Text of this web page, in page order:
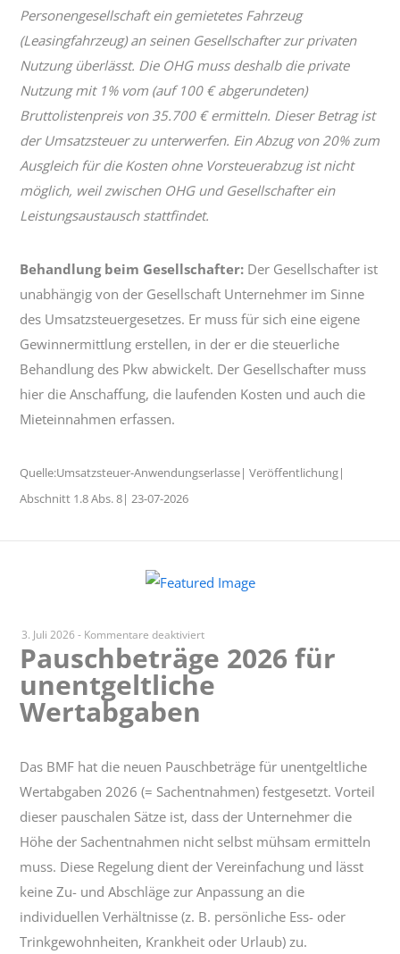
Personengesellschaft ein gemietetes Fahrzeug
(Leasingfahrzeug) an seinen Gesellschafter zur privaten
Nutzung überlässt. Die OHG muss deshalb die private
Nutzung mit 1% vom (auf 100 € abgerundeten)
Bruttolistenpreis von 35.700 € ermitteln. Dieser Betrag ist
der Umsatzsteuer zu unterwerfen. Ein Abzug von 20% zum
Ausgleich für die Kosten ohne Vorsteuerabzug ist nicht
möglich, weil zwischen OHG und Gesellschafter ein
Leistungsaustausch stattfindet.
Behandlung beim Gesellschafter: Der Gesellschafter ist
unabhängig von der Gesellschaft Unternehmer im Sinne
des Umsatzsteuergesetzes. Er muss für sich eine eigene
Gewinnermittlung erstellen, in der er die steuerliche
Behandlung des Pkw abwickelt. Der Gesellschafter muss
hier die Anschaffung, die laufenden Kosten und auch die
Mieteinnahmen erfassen.
Quelle:Umsatzsteuer-Anwendungserlasse| Veröffentlichung|
Abschnitt 1.8 Abs. 8| 23-07-2026
3. Juli 2026 - Kommentare deaktiviertfür
Pauschbeträge
für
Pauschbeträge 2026 für
unentgeltliche
Wertabgaben
Das BMF hat die neuen Pauschbeträge für unentgeltliche
Wertabgaben 2026 (= Sachentnahmen) festgesetzt. Vorteil
dieser pauschalen Sätze ist, dass der Unternehmer die
Höhe der Sachentnahmen nicht selbst mühsam ermitteln
muss. Diese Regelung dient der Vereinfachung und lässt
keine Zu- und Abschläge zur Anpassung an die
individuellen Verhältnisse (z. B. persönliche Ess- oder
Trinkgewohnheiten, Krankheit oder Urlaub) zu.